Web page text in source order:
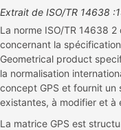
Extrait de ISO/TR 14638
La norme ISO/TR 14638
concernant la
Geometrical product
la normalisation
concept GPS et fournit un
existantes, à modifier et à
La matrice GPS est